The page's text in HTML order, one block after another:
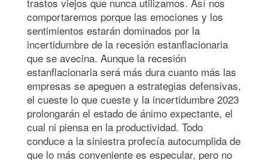
comportaremos porque las emociones y los
sentimientos estarán dominados por la
incertidumbre de la recesión estanflacionaria
que se avecina. Aunque la recesión
estanflacionaria será más dura cuanto más las
empresas se apeguen a estrategias defensivas,
el cueste lo que cueste y la incertidumbre 2023
prolongarán el estado de ánimo expectante, el
cual ni piensa en la productividad. Todo
conduce a la siniestra profecía autocumplida de
que lo más conveniente es especular, pero no